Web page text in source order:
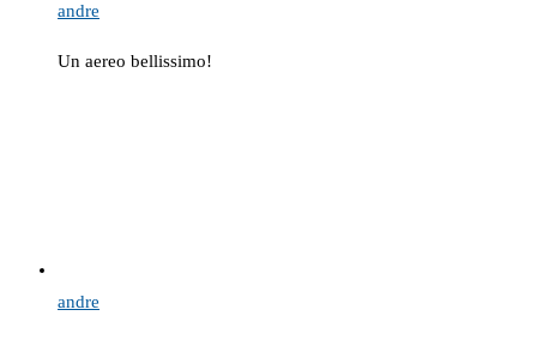
andre
Un aereo bellissimo!
andre